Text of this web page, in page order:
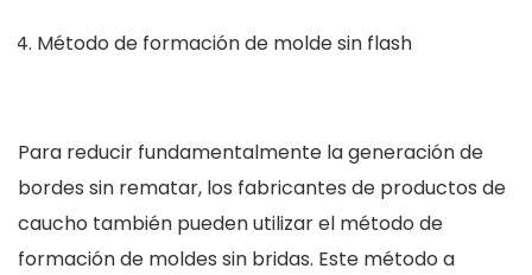
Método de formación de molde sin flash
Para reducir fundamentalmente la generación de
bordes sin rematar, los fabricantes de productos de
caucho también pueden utilizar el método de
formación de moldes sin bridas. Este método a